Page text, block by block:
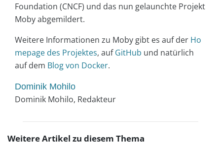
Foundation (CNCF) und das nun gelaunchte Projekt
Moby abgemildert.
Weitere Informationen zu Moby gibt es auf der Ho
mepage des Projektes, aufGitHub und natürlich
auf dem Blog von Docker.
Dominik Mohilo
Dominik Mohilo, Redakteur
Weitere Artikel zu diesem Thema